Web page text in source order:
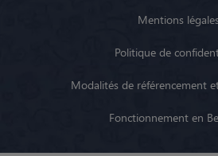
Mentions
Politique de
Modalités de référencement
Fonctionnement en